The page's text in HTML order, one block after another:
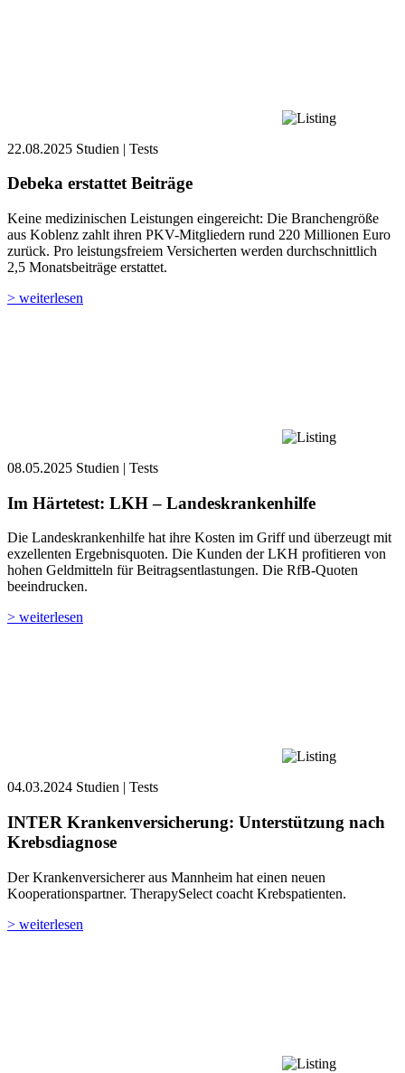
22.08.2025 Studien | Tests
Debeka erstattet Beiträge
Keine medizinischen Leistungen eingereicht: Die Branchengröße
aus Koblenz zahlt ihren PKV-Mitgliedern rund 220 Millionen Euro
zurück. Pro leistungsfreiem Versicherten werden durchschnittlich
2,5 Monatsbeiträge erstattet.
> weiterlesen
08.05.2025 Studien | Tests
Im Härtetest: LKH – Landeskrankenhilfe
Die Landeskrankenhilfe hat ihre Kosten im Griff und überzeugt mit
exzellenten Ergebnisquoten. Die Kunden der LKH profitieren von
hohen Geldmitteln für Beitragsentlastungen. Die RfB-Quoten
beeindrucken.
> weiterlesen
04.03.2024 Studien | Tests
INTER Krankenversicherung: Unterstützung nach
Krebsdiagnose
Der Krankenversicherer aus Mannheim hat einen neuen
Kooperationspartner. TherapySelect coacht Krebspatienten.
> weiterlesen